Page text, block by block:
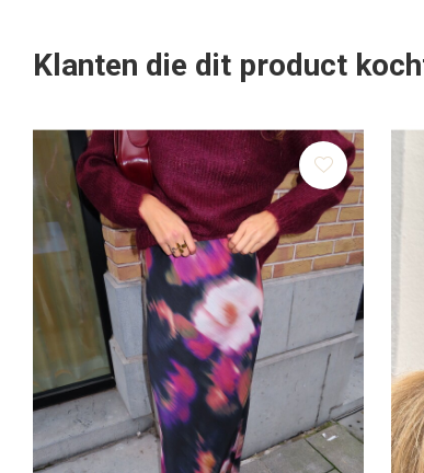
Klanten die dit product